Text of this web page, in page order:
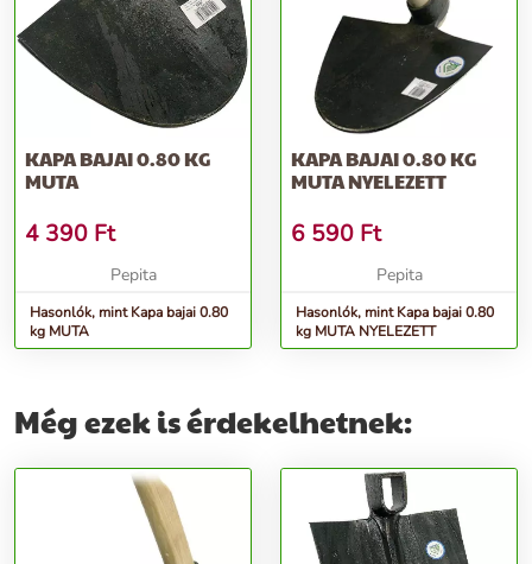
KAPA BAJAI 0.80 KG
MUTA
4 390 Ft
Pepita
Hasonlók, mint Kapa bajai 0.80
kg MUTA
KAPA BAJAI 0.80 KG
MUTA NYELEZETT
6 590 Ft
Pepita
Hasonlók, mint Kapa bajai 0.80
kg MUTA NYELEZETT
Még ezek is érdekelhetnek: